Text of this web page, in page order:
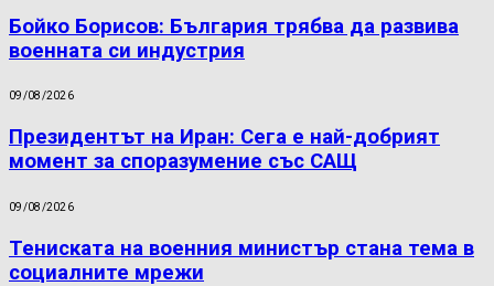
Бойко Борисов: България трябва да развива
военната си индустрия
09/08/2026
Президентът на Иран: Сега е най-добрият
момент за споразумение със САЩ
09/08/2026
Тениската на военния министър стана тема в
социалните мрежи